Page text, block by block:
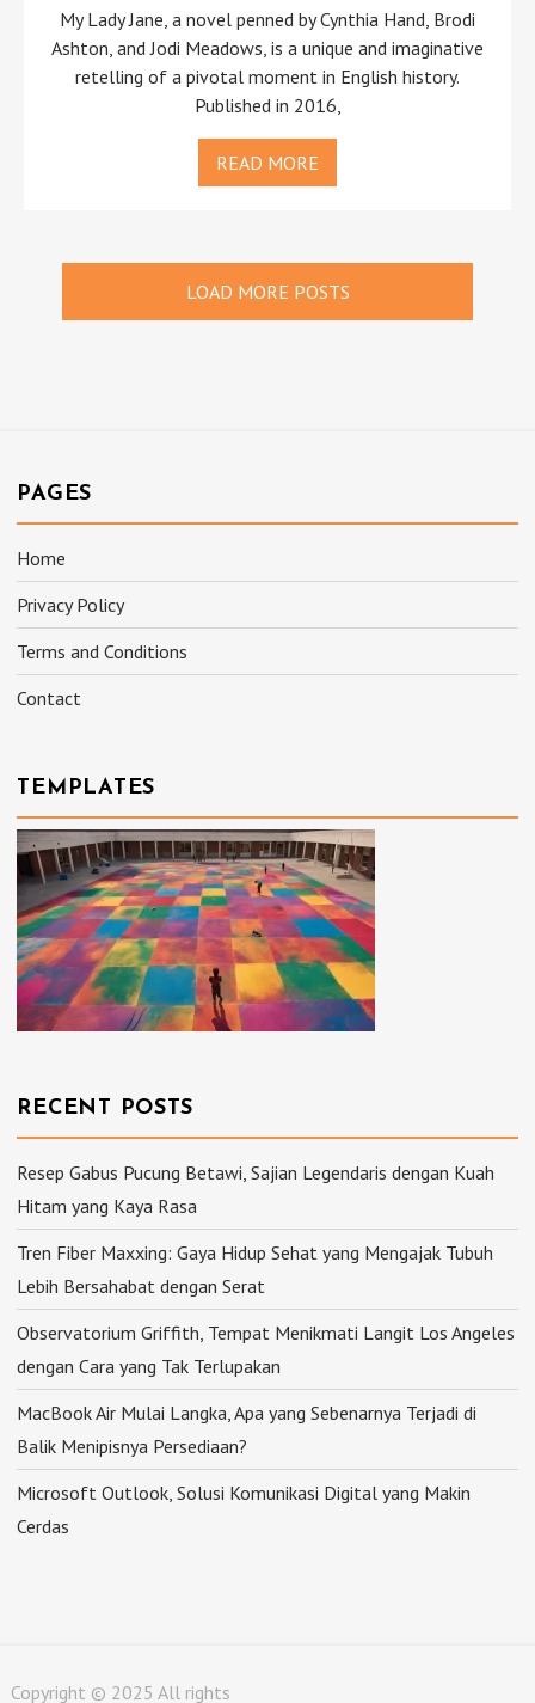
My Lady Jane, a novel penned by Cynthia Hand, Brodi
Ashton, and Jodi Meadows, is a unique and imaginative
retelling of a pivotal moment in English history.
Published in 2016,
READ MORE
LOAD MORE POSTS
PAGES
Home
Privacy Policy
Terms and Conditions
Contact
TEMPLATES
RECENT POSTS
Resep Gabus Pucung Betawi, Sajian Legendaris dengan Kuah
Hitam yang Kaya Rasa
Tren Fiber Maxxing: Gaya Hidup Sehat yang Mengajak Tubuh
Lebih Bersahabat dengan Serat
Observatorium Griffith, Tempat Menikmati Langit Los Angeles
dengan Cara yang Tak Terlupakan
MacBook Air Mulai Langka, Apa yang Sebenarnya Terjadi di
Balik Menipisnya Persediaan?
Microsoft Outlook, Solusi Komunikasi Digital yang Makin
Cerdas
Copyright © 2025 All rights